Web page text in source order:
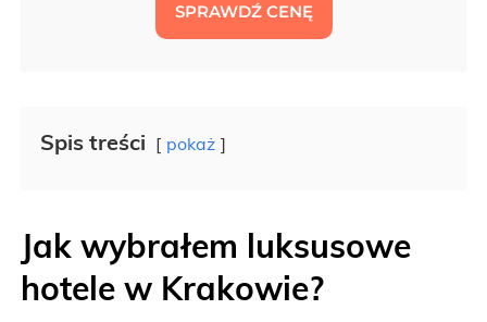
SPRAWDŹ CENĘ
Spis treści pokaż
Jak wybrałem luksusowe
hotele w Krakowie?